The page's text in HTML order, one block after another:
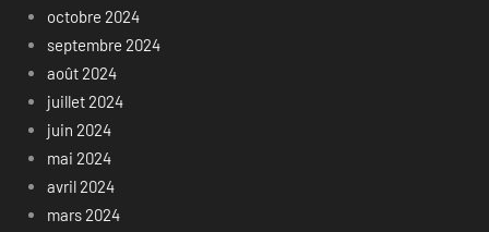
octobre 2024
septembre 2024
août 2024
juillet 2024
juin 2024
mai 2024
avril 2024
mars 2024